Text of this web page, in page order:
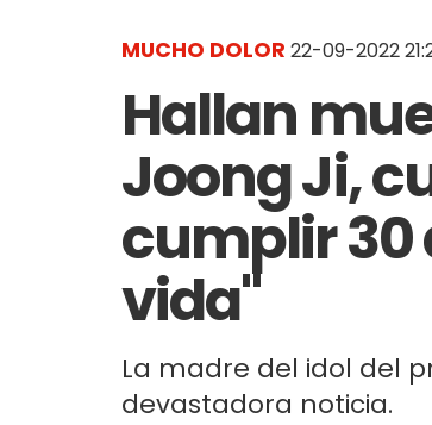
MUCHO DOLOR 22-09-2022
Hallan
Joong Ji,
cumplir 30
vida"
La madre del idol del
devastadora noticia.